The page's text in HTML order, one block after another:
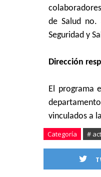
de Salud no.
Seguridad y
Dirección
El programa
vinculados a
Categoría #